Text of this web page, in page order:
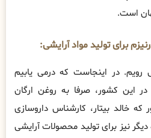
است.
برای تولید مواد آرایشی:
رویم. در اینجاست که درمی یابیم
در این کشور، صرفا به روغن ارگان
خالد بیتار، کارشناس داروسازی
نیز برای تولید محصولات آرایشی